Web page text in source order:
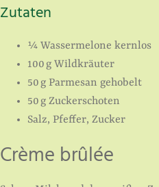
Zutaten
¼ Wassermelone kernlos
100 g Wildkräuter
50 g Parmesan gehobelt
50 g Zuckerschoten
Salz, Pfeffer, Zucker
Crème brûlée